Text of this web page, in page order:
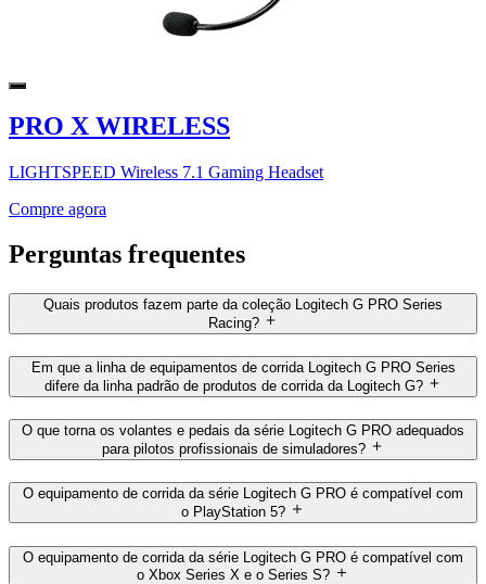
PRO X WIRELESS
LIGHTSPEED Wireless 7.1 Gaming Headset
Compre agora
Perguntas frequentes
Quais produtos fazem parte da coleção Logitech G PRO Series
Racing?
Em que a linha de equipamentos de corrida Logitech G PRO Series
difere da linha padrão de produtos de corrida da Logitech G?
O que torna os volantes e pedais da série Logitech G PRO adequados
para pilotos profissionais de simuladores?
O equipamento de corrida da série Logitech G PRO é compatível com
o PlayStation 5?
O equipamento de corrida da série Logitech G PRO é compatível com
o Xbox Series X e o Series S?